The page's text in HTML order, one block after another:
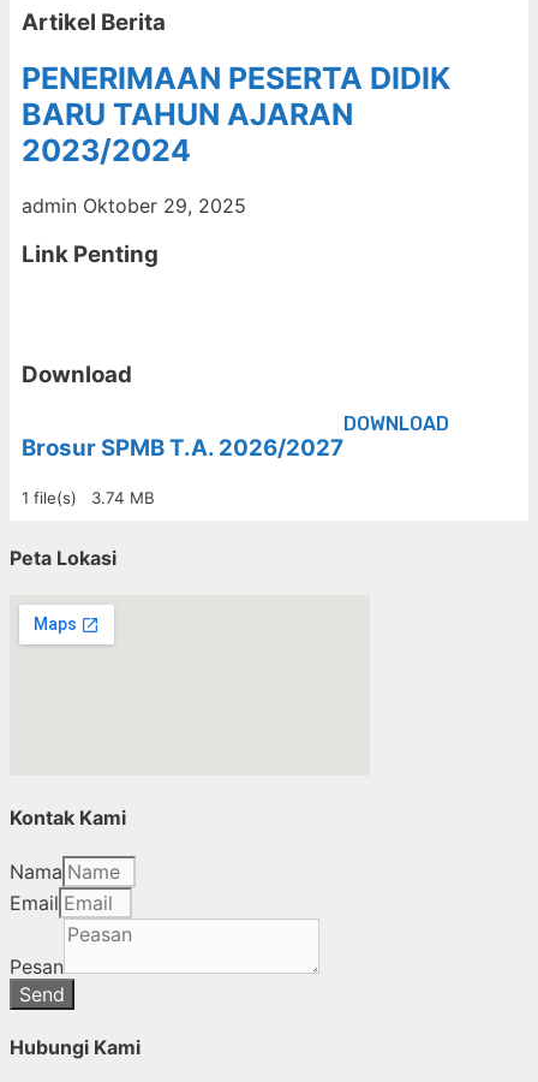
Artikel Berita
PENERIMAAN PESERTA DIDIK
BARU TAHUN AJARAN
2023/2024
admin Oktober 29, 2025
Link Penting
Download
Brosur SPMB T.A. 2026/2027
1 file(s) 3.74 MB
DOWNLOAD
Peta Lokasi
Kontak Kami
Nama
Email
Pesan
Send
Hubungi Kami